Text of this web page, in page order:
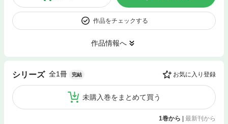
作品をチェックする
作品情報へ
シリーズ 全1冊 完結 お気に入り登録
未購入巻をまとめて買う
1巻から | 最新刊から